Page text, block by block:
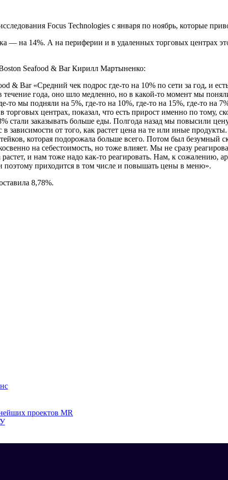
Focus Technologies с января по ноябрь, которые
— на 14%. А на периферии и в удаленных торговых центрах
Seafood & Bar Кирилл Мартыненко:
& Bar «Средний чек подрос где-то на 10% по сети за год, и
года, оно шло медленно, но в какой-то момент мы
мы подняли на 5%, где-то на 10%, где-то на 15%, где-то на
центрах, показал, что есть прирост именно по тому,
стали заказывать больше еды. Полгода назад мы повысили
зависимости от того, как растет цена на те или иные
которая подорожала больше всего. Потом был безумный
на себестоимость, но тоже влияет. Мы не сразу
и нам тоже надо как-то реагировать. Нам, к сожалению,
поэтому приходится в том числе и повышать цены в меню».
8,78%.
проектов MR